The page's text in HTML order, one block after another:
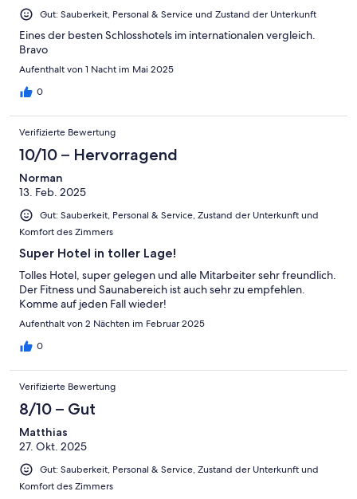
Gut: Sauberkeit, Personal & Service und Zustand der Unterkunft
Eines der besten Schlosshotels im internationalen vergleich.
Bravo
Aufenthalt von 1 Nacht im Mai 2025
0
Verifizierte Bewertung
10/10 – Hervorragend
Norman
13. Feb. 2025
Gut: Sauberkeit, Personal & Service, Zustand der Unterkunft und
Komfort des Zimmers
Super Hotel in toller Lage!
Tolles Hotel, super gelegen und alle Mitarbeiter sehr freundlich.
Der Fitness und Saunabereich ist auch sehr zu empfehlen.
Komme auf jeden Fall wieder!
Aufenthalt von 2 Nächten im Februar 2025
0
Verifizierte Bewertung
8/10 – Gut
Matthias
27. Okt. 2025
Gut: Sauberkeit, Personal & Service, Zustand der Unterkunft und
Komfort des Zimmers